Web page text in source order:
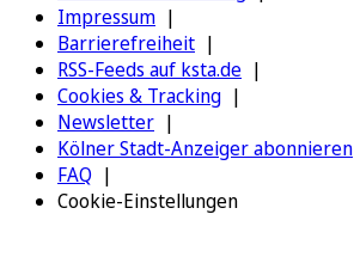
Impressum
Barrierefreiheit
RSS-Feeds auf ksta.de
Cookies & Tracking
Newsletter
Kölner Stadt-Anzeiger abonnieren
FAQ
Cookie-Einstellungen